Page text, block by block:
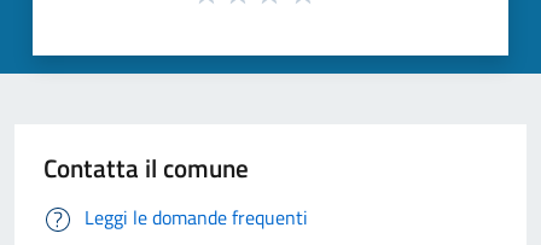
Contatta il comune
Leggi le domande frequenti